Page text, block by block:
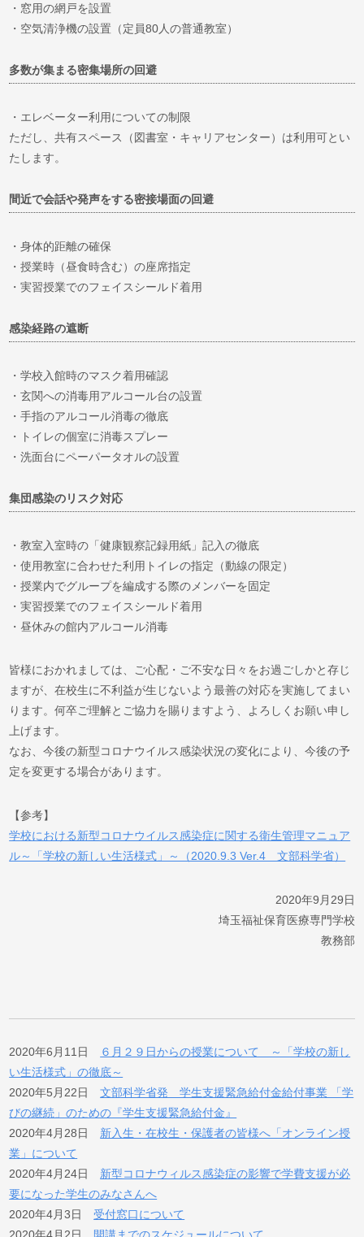
・窓用の網戸を設置
・空気清浄機の設置（定員80人の普通教室）
多数が集まる密集場所の回避
・エレベーター利用についての制限
ただし、共有スペース（図書室・キャリアセンター）は利用可とい
たします。
間近で会話や発声をする密接場面の回避
・身体的距離の確保
・授業時（昼食時含む）の座席指定
・実習授業でのフェイスシールド着用
感染経路の遮断
・学校入館時のマスク着用確認
・玄関への消毒用アルコール台の設置
・手指のアルコール消毒の徹底
・トイレの個室に消毒スプレー
・洗面台にペーパータオルの設置
集団感染のリスク対応
・教室入室時の「健康観察記録用紙」記入の徹底
・使用教室に合わせた利用トイレの指定（動線の限定）
・授業内でグループを編成する際のメンバーを固定
・実習授業でのフェイスシールド着用
・昼休みの館内アルコール消毒
皆様におかれましては、ご心配・ご不安な日々をお過ごしかと存じ
ますが、在校生に不利益が生じないよう最善の対応を実施してまい
ります。何卒ご理解とご協力を賜りますよう、よろしくお願い申し
上げます。
なお、今後の新型コロナウイルス感染状況の変化により、今後の予
定を変更する場合があります。
【参考】
学校における新型コロナウイルス感染症に関する衛生管理マニュア
ル～「学校の新しい生活様式」～（2020.9.3 Ver.4 文部科学省）
2020年9月29日
埼玉福祉保育医療専門学校
教務部
2020年6月11日
６月２９日からの授業について ～「学校の新し
い生活様式」の徹底～
2020年5月22日文部科学省発 学生支援緊急給付金給付事業 「学
びの継続」のための『学生支援緊急給付金』
2020年4月28日 新入生・在校生・保護者の皆様へ「オンライン授
業」について
2020年4月24日 新型コロナウィルス感染症の影響で学費支援が必
要になった学生のみなさんへ
2020年4月3日受付窓口について